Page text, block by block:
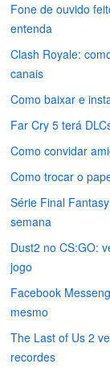
Fone de ouvido
entenda
Clash Royale:
canais
Como baixar e
Far Cry 5 terá
Como convidar
Como trocar o
Série Final
semana
Dust2 no CS:GO:
jogo
Facebook
mesmo
The Last of Us 2
recordes